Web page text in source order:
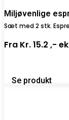
Miljøvenlige
Sæt med 2 stk.
Fra Kr. 15.2 ,-
Se produkt